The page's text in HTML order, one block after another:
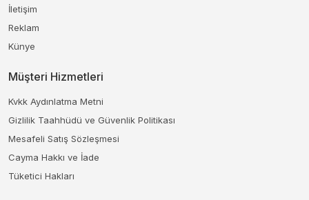
İletişim
Reklam
Künye
Müşteri Hizmetleri
Kvkk Aydınlatma Metni
Gizlilik Taahhüdü ve Güvenlik Politikası
Mesafeli Satış Sözleşmesi
Cayma Hakkı ve İade
Tüketici Hakları